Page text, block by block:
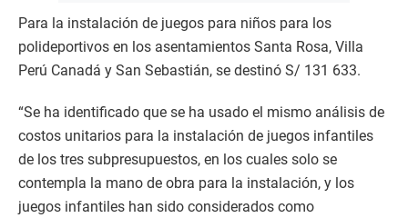
Para la instalación de juegos para niños para los
polideportivos en los asentamientos Santa Rosa, Villa
Perú Canadá y San Sebastián, se destinó S/ 131 633.
“Se ha identificado que se ha usado el mismo análisis de
costos unitarios para la instalación de juegos infantiles
de los tres subpresupuestos, en los cuales solo se
contempla la mano de obra para la instalación, y los
juegos infantiles han sido considerados como